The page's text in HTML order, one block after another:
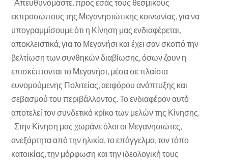
Απευθυνόμαστε, προς εσάς τους θεσμικούς
εκπροσώπους της Μεγανησιώτικης κοινωνίας, για να
υπογραμμίσουμε ότι η Κίνηση μας ενδιαφέρεται,
αποκλειστικά, για το Μεγανήσι και έχει σαν σκοπό την
βελτίωση των συνθηκών διαβίωσης, όσων ζουν η
επισκέπτονται το Μεγανήσι, μέσα σε πλαίσια
ευνομούμενης Πολιτείας, αειφόρου ανάπτυξης και
σεβασμού του περιβάλλοντος. Το ενδιαφέρον αυτό
αποτελεί τον συνδετικό κρίκο των μελών της Κίνησης.
Στην Κίνηση μας χωράνε όλοι οι Μεγανησιώτες,
ανεξάρτητα από την ηλικία, το επάγγελμα, τον τόπο
κατοικίας, την μόρφωση και την ιδεολογική τους